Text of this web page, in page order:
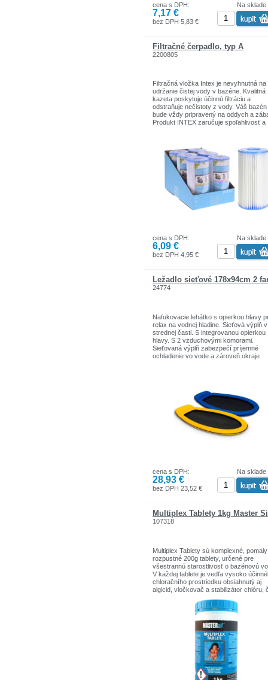
Na sklade
cena s DPH:
7,17 €
bez DPH 5,83 €
Filtračné čerpadlo, typ A
2200805
Filtračná vložka Intex je nevyhnutná na
udržanie čistej vody v bazéne. Kvalitná
kazeta poskytuje účinnú filtráciu a
odstraňuje nečistoty z vody. Váš bazén
bude vždy pripravený na oddych a
Produkt INTEX zaručuje spoľahlivosť a
kvalitu a spoľahlivosť.
Na sklade
cena s DPH:
6,09 €
bez DPH 4,95 €
Ležadlo sieťové 178x94cm 2
24774
Nafukovacie lehátko s opierkou hlavy
relax na vodnej hladine. Sieťová výplň v
strednej časti. S integrovanou opierkou
hlavy. S 2 vzduchovými komorami.
Sieťovaná výplň zabezpečí príjemné
ochladenie vo vode a zároveň okraje
Varianty: modrá, žltá
Na sklade
cena s DPH:
28,93 €
bez DPH 23,52 €
Multiplex Tablety 1kg Master
107318
Multiplex Tablety sú komplexné, pomaly
rozpustné 200g tablety, určené pre
všestrannú starostlivosť o bazénovú
V každej tablete je vedľa vysoko
chloračního prostriedku obsiahnutý aj
algicid, vločkovač a stabilizátor chlóru,
účinky. Používajte biocídy bezpečným
spôsobom. Pred použitím si vždy
etiketu a informácie o výrobku.